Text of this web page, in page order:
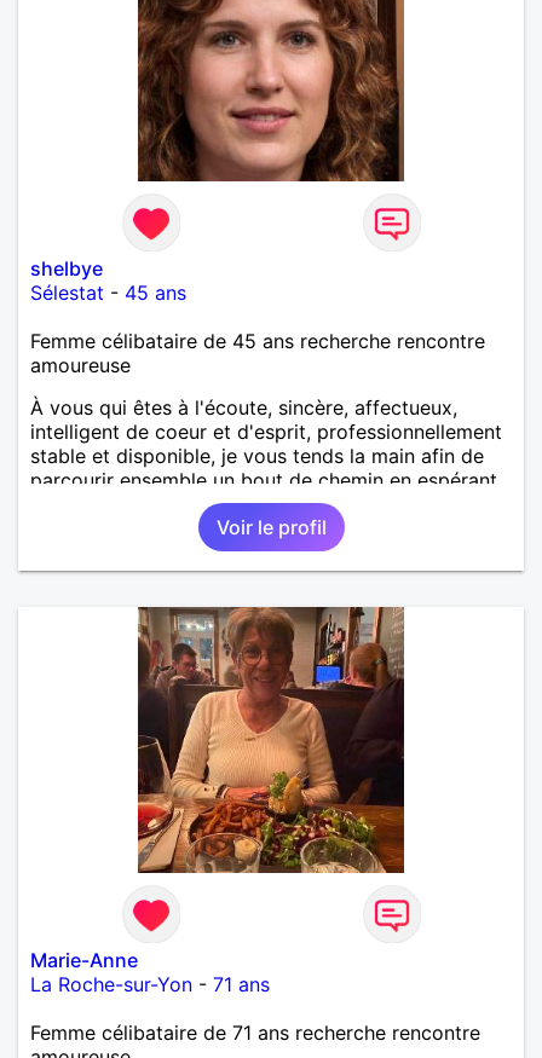
shelbye
Sélestat - 45 ans
Femme célibataire de 45 ans recherche rencontre
amoureuse
À vous qui êtes à l'écoute, sincère, affectueux,
intelligent de coeur et d'esprit, professionnellement
stable et disponible, je vous tends la main afin de
parcourir ensemble un bout de chemin en espérant
que la route soit longue.
Voir le profil
Marie-Anne
La Roche-sur-Yon - 71 ans
Femme célibataire de 71 ans recherche rencontre